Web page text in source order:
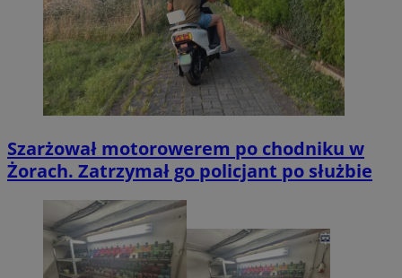
Szarżował motorowerem po chodniku w
Żorach. Zatrzymał go policjant po służbie